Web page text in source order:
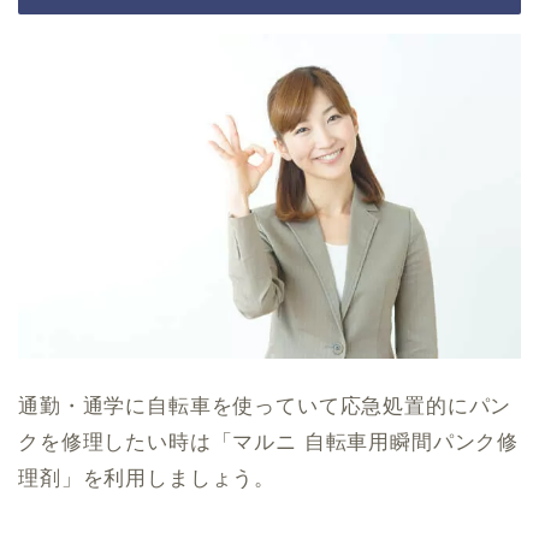
通勤・通学に自転車を使っていて応急処置的にパン
クを修理したい時は「マルニ 自転車用瞬間パンク修
理剤」を利用しましょう。